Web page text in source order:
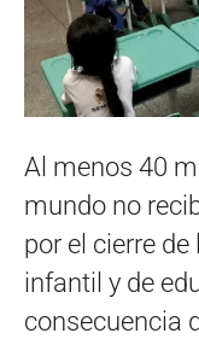
Al menos 40
mundo no
por el cierre
infantil y de
consecuencia